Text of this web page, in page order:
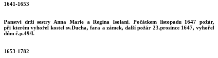
1641-1653
Panství drží sestry Anna Marie a Regina Isolani. Počátkem listopadu 1647 požár,
při kterém vyhořel kostel sv.Ducha, fara a zámek, další požár 23.prosince 1647, vyhořel
dům č.p.49/I.
1653-1782